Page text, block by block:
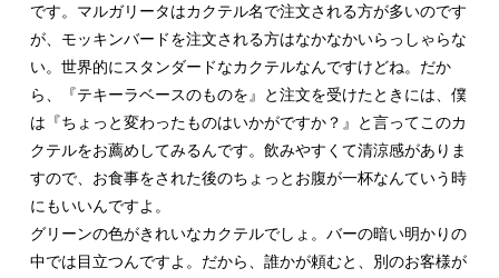
です。マルガリータはカクテル名で注文される方が多いのです
が、モッキンバードを注文される方はなかなかいらっしゃらな
い。世界的にスタンダードなカクテルなんですけどね。だか
ら、『テキーラベースのものを』と注文を受けたときには、僕
は『ちょっと変わったものはいかがですか？』と言ってこのカ
クテルをお薦めしてみるんです。飲みやすくて清涼感がありま
すので、お食事をされた後のちょっとお腹が一杯なんていう時
にもいいんですよ。
グリーンの色がきれいなカクテルでしょ。バーの暗い明かりの
中では目立つんですよ。だから、誰かが頼むと、別のお客様が